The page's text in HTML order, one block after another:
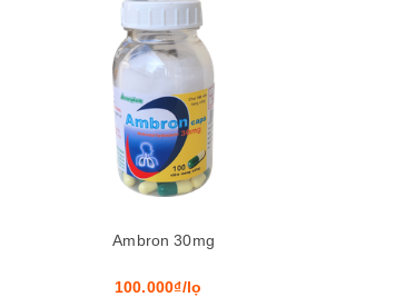
Ambron 30mg
100.000₫/lọ